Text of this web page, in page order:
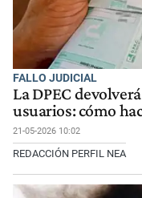
FALLO JUDICIAL
La DPEC
usuarios: cómo
21-05-2026 10:02
REDACCIÓN PERFIL NEA